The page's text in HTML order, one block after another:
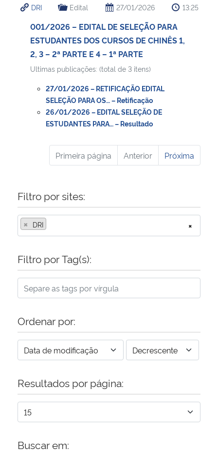
DRI Edital 27/01/2026 13:25
001/2026 – EDITAL DE SELEÇÃO PARA
ESTUDANTES DOS CURSOS DE CHINÊS 1,
2, 3 – 2ª PARTE E 4 – 1ª PARTE
Ultimas publicações: (total de 3 itens)
27/01/2026 – RETIFICAÇÃO EDITAL
SELEÇÃO PARA OS… – Retificação
26/01/2026 – EDITAL SELEÇÃO DE
ESTUDANTES PARA… – Resultado
Primeira página Anterior Próxima
Filtro por sites:
×
× DRI
Filtro por Tag(s):
Ordenar por:
Resultados por página:
Buscar em: